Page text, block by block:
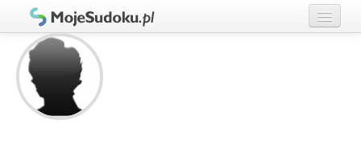
Graj w Sudoku!
Zasady Sudoku
Rankingi